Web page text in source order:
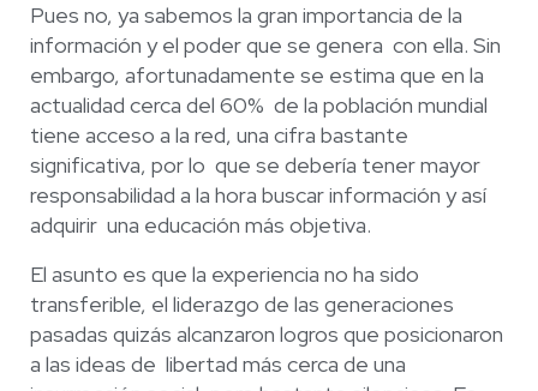
Pues no, ya sabemos la gran importancia de la
información y el poder que se genera con ella. Sin
embargo, afortunadamente se estima que en la
actualidad cerca del 60% de la población mundial
tiene acceso a la red, una cifra bastante
significativa, por lo que se debería tener mayor
responsabilidad a la hora buscar información y así
adquirir una educación más objetiva.
El asunto es que la experiencia no ha sido
transferible, el liderazgo de las generaciones
pasadas quizás alcanzaron logros que posicionaron
a las ideas de libertad más cerca de una